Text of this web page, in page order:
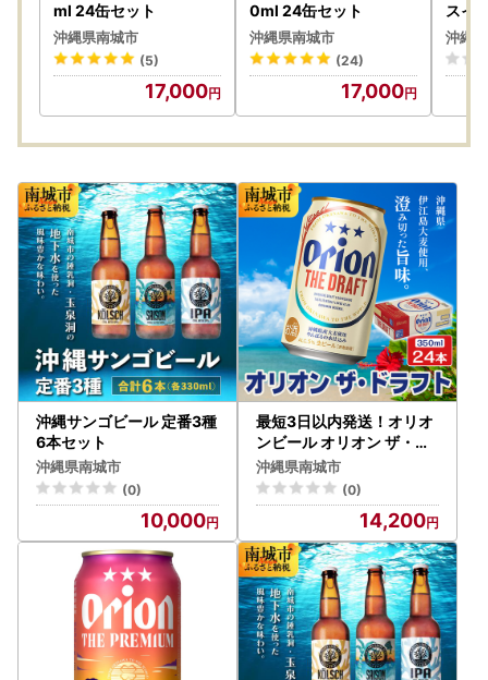
ml 24缶セット
沖縄県南城市
(5)
17,000
0ml 24缶セット
沖縄県南城市
(24)
17,000
スイ
券
沖縄
沖縄サンゴビール 定番3種
6本セット
沖縄県南城市
(0)
10,000
最短3日以内発送！オリオ
ンビール オリオン ザ・ド
ラフト (350ml缶×24本)
沖縄県南城市
(0)
14,200